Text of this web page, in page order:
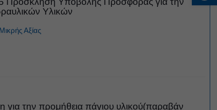
Υλικών
Αξίας
την προμήθεια πάγιου υλικού(παραβάν